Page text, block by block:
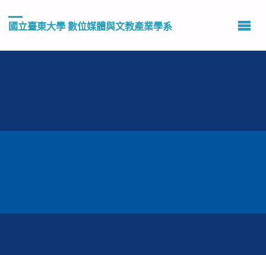
國立臺東大學 數位媒體與文教產業學系